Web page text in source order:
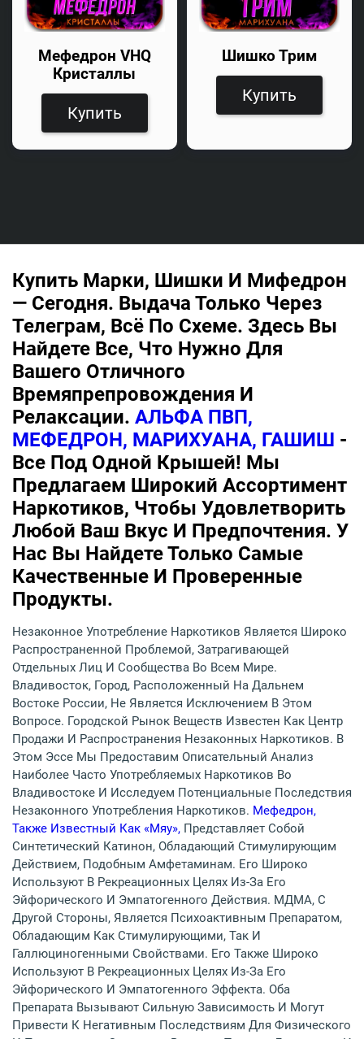
Мефедрон VHQ
Кристаллы
Купить
Шишко Трим
Купить
Купить Марки, Шишки И Мифедрон
— Сегодня. Выдача Только Через
Телеграм, Всё По Схеме. Здесь Вы
Найдете Все, Что Нужно Для
Вашего Отличного
Времяпрепровождения И
Релаксации. АЛЬФА ПВП,
МЕФЕДРОН, МАРИХУАНА, ГАШИШ -
Все Под Одной Крышей! Мы
Предлагаем Широкий Ассортимент
Наркотиков, Чтобы Удовлетворить
Любой Ваш Вкус И Предпочтения. У
Нас Вы Найдете Только Самые
Качественные И Проверенные
Продукты.
Незаконное Употребление Наркотиков Является Широко
Распространенной Проблемой, Затрагивающей
Отдельных Лиц И Сообщества Во Всем Мире.
Владивосток, Город, Расположенный На Дальнем
Востоке России, Не Является Исключением В Этом
Вопросе. Городской Рынок Веществ Известен Как Центр
Продажи И Распространения Незаконных Наркотиков. В
Этом Эссе Мы Предоставим Описательный Анализ
Наиболее Часто Употребляемых Наркотиков Во
Владивостоке И Исследуем Потенциальные Последствия
Незаконного Употребления Наркотиков. Мефедрон,
Также Известный Как «мяу», Представляет Собой
Синтетический Катинон, Обладающий Стимулирующим
Действием, Подобным Амфетаминам. Его Широко
Используют В Рекреационных Целях Из-За Его
Эйфорического И Эмпатогенного Действия. МДМА, С
Другой Стороны, Является Психоактивным Препаратом,
Обладающим Как Стимулирующими, Так И
Галлюциногенными Свойствами. Его Также Широко
Используют В Рекреационных Целях Из-За Его
Эйфорического И Эмпатогенного Эффекта. Оба
Препарата Вызывают Сильную Зависимость И Могут
Привести К Негативным Последствиям Для Физического